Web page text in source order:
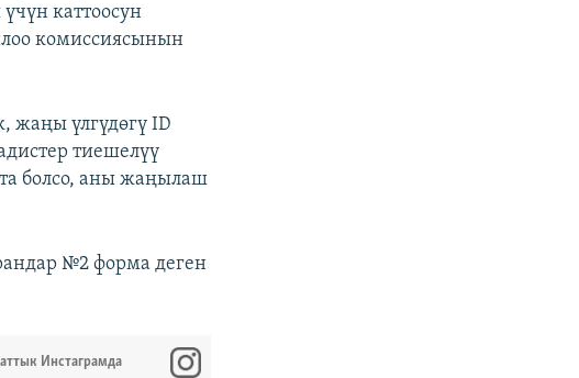
каттоосун
комиссиясынын
жаңы үлгүдөгү ID
тиешелүү
болсо, аны жаңылаш
№2 форма деген
Инстаграмда